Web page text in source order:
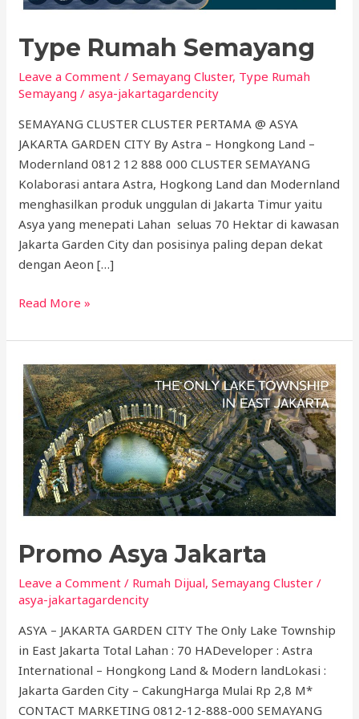
Type Rumah Semayang
Leave a Comment /Semayang Cluster, Type Rumah
Semayang /asya-jakartagardencity
SEMAYANG CLUSTER CLUSTER PERTAMA @ ASYA
JAKARTA GARDEN CITY By Astra – Hongkong Land –
Modernland 0812 12 888 000 CLUSTER SEMAYANG
Kolaborasi antara Astra, Hogkong Land dan Modernland
menghasilkan produk unggulan di Jakarta Timur yaitu
Asya yang menepati Lahan seluas 70 Hektar di kawasan
Jakarta Garden City dan posisinya paling depan dekat
dengan Aeon […]
Read More »
Promo Asya Jakarta
Leave a Comment / Rumah Dijual,Semayang Cluster /
asya-jakartagardencity
ASYA – JAKARTA GARDEN CITY The Only Lake Township
in East Jakarta Total Lahan : 70 HADeveloper : Astra
International – Hongkong Land & Modern landLokasi :
Jakarta Garden City – CakungHarga Mulai Rp 2,8 M*
CONTACT MARKETING 0812-12-888-000 SEMAYANG
Promo
Asya
Jakarta